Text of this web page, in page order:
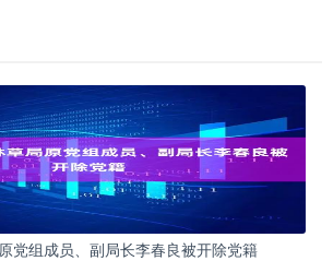
党组成员、副局长李春良被开除党籍